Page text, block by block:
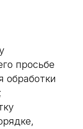
просьбе